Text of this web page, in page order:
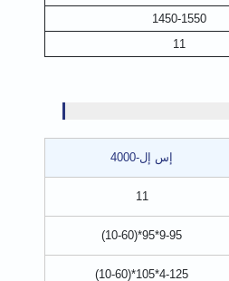
1450-1550
11
إس إل-4000
11
9-95*95*(10-60)
4-125*105*(10-60)